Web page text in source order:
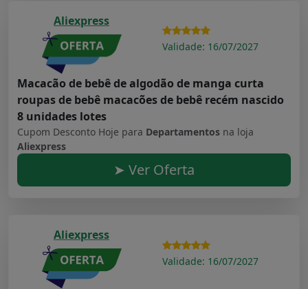
Aliexpress
Validade: 16/07/2027
Macacão de bebê de algodão de manga curta
roupas de bebê macacões de bebê recém nascido
8 unidades lotes
Cupom Desconto Hoje para Departamentos na loja
Aliexpress
➤ Ver Oferta
Aliexpress
Validade: 16/07/2027